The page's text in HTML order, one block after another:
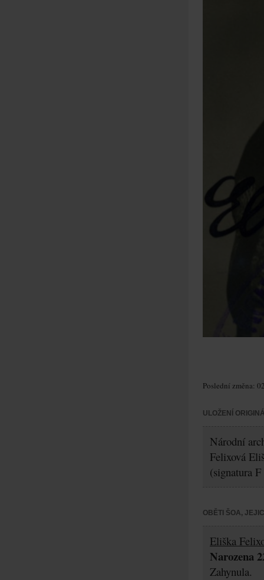
Poslední změna:
ULOŽENÍ
Národní
Felixová
(signatura
OBĚTI ŠOA,
Eliška
Narozena
Zahynula.